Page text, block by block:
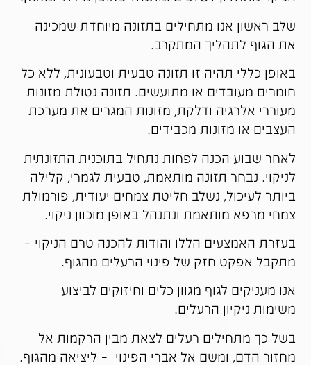
שלב ראשון אנו מתחילים בתזונה מיוחדת שמכינה
את הגוף לתהליך המתקרב.
באופן כללי תהיה זו תזונה טבעית וטבעונית, ללא כל
חומרים מעובדים או מתועשים. תזונה נטולת מזונות
מעוררי אלרגיה ודלקת, מזונות המגרים את מערכת
העצבים או מזונות מכבידים.
לאחר שבוע הכנה לפחות נתחיל בתוכנית התזונתית
לניקוי. נבחר תזונה מותאמת, טבעית לגמרי, קלילה
ביותר לעיכול, נשלב חליטת צמחים יעודית, פורמולת
צמחי מרפא מותאמת ונתנהל באופן מוכוון ניקוי.
בעזרת האמצעים הללו והודות להכנה טרם הניקוי –
מתקבל אפקט חזק של פינוי הרעלים מהגוף.
אנו מעניקים לגוף מגוון כלים וחיזוקים לביצוע
משימות ניקיון הרעלים.
בשל כך מתחילים רעלים לצאת מבין הרקמות אל
מחזור הדם, ומשם אל אברי הפינוי – ליציאה מהגוף.